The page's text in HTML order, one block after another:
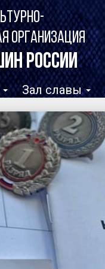
ОРГАНИЗАЦИЯ
РОССИИ
Зал славы